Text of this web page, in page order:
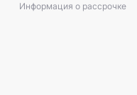
Информация о рассрочке